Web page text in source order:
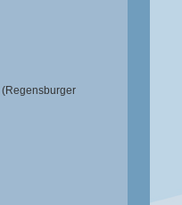
(Regensburger